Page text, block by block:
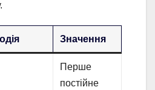
Значення
Перше
постійне